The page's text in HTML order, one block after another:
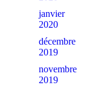
janvier
2020
décembre
2019
novembre
2019